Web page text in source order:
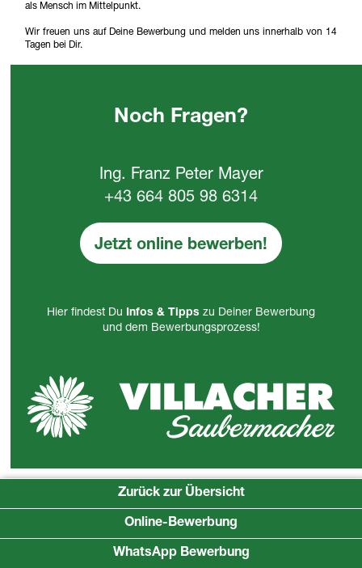
als Mensch im Mittelpunkt.
Wir freuen uns auf Deine Bewerbung und melden uns innerhalb von 14
Tagen bei Dir.
Noch Fragen?
Ing. Franz Peter Mayer
+43 664 805 98 6314
Jetzt online bewerben!
Hier findest Du Infos & Tipps zu Deiner Bewerbung
und dem Bewerbungsprozess!
Zurück zur Übersicht
Online-Bewerbung
WhatsApp Bewerbung